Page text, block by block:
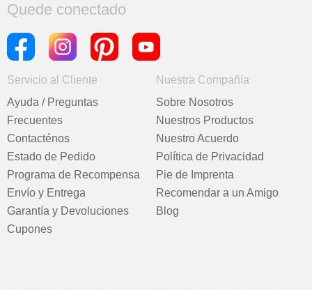
Quede conectado
Servicio al Cliente
Ayuda / Preguntas
Frecuentes
Contacténos
Estado de Pedido
Programa de Recompensa
Envío y Entrega
Garantía y Devoluciones
Cupones
Nuestra Compañía
Sobre Nosotros
Nuestros Productos
Nuestro Acuerdo
Política de Privacidad
Pie de Imprenta
Recomendar a un Amigo
Blog